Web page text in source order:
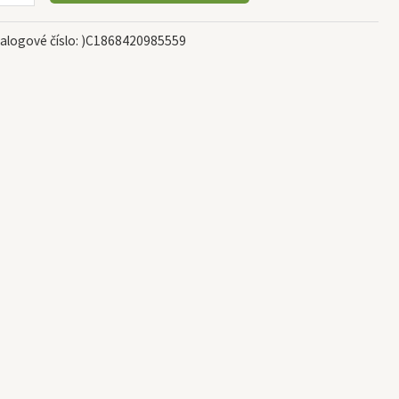
číslo: )C1868420985559